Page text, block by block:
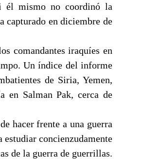
él mismo no coordinó la
capturado en diciembre de
comandantes iraquíes en
Un índice del informe
de Siria, Yemen,
en Salman Pak, cerca de
hacer frente a una guerra
estudiar concienzudamente
de la guerra de guerrillas.